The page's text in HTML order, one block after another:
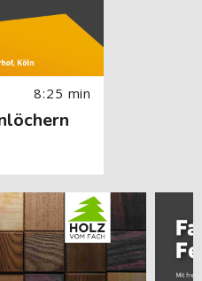
8:25 min
Image) überspringen